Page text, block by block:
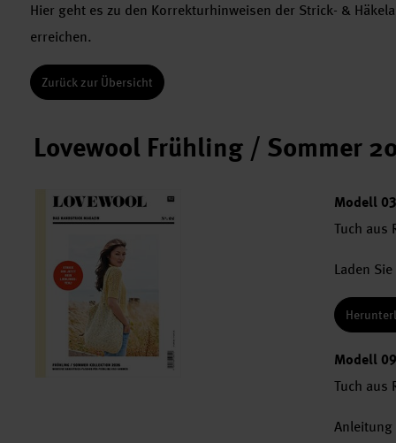
Hier geht es zu den Korrekturhinweisen der Strick- &
erreichen.
Zurück zur Übersicht
Lovewool Frühling / Sommer
Modell 03
Tuch aus
Laden
Modell 09
Tuch aus
Anleitung